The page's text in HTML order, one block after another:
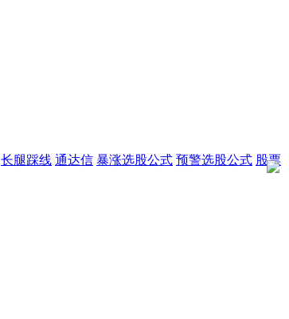
长腿踩线 通达信 暴涨选股公式 预警选股公式 股票